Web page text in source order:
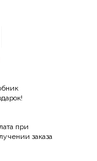
при
заказа